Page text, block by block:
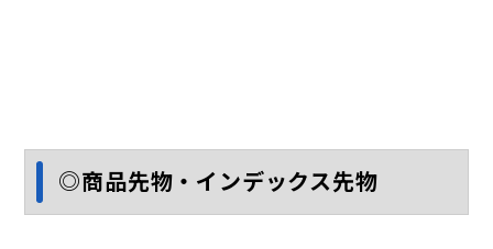
◎商品先物・インデックス先物